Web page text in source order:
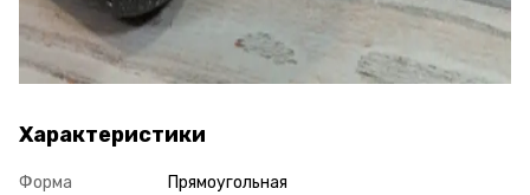
Характеристики
Форма
Прямоугольная